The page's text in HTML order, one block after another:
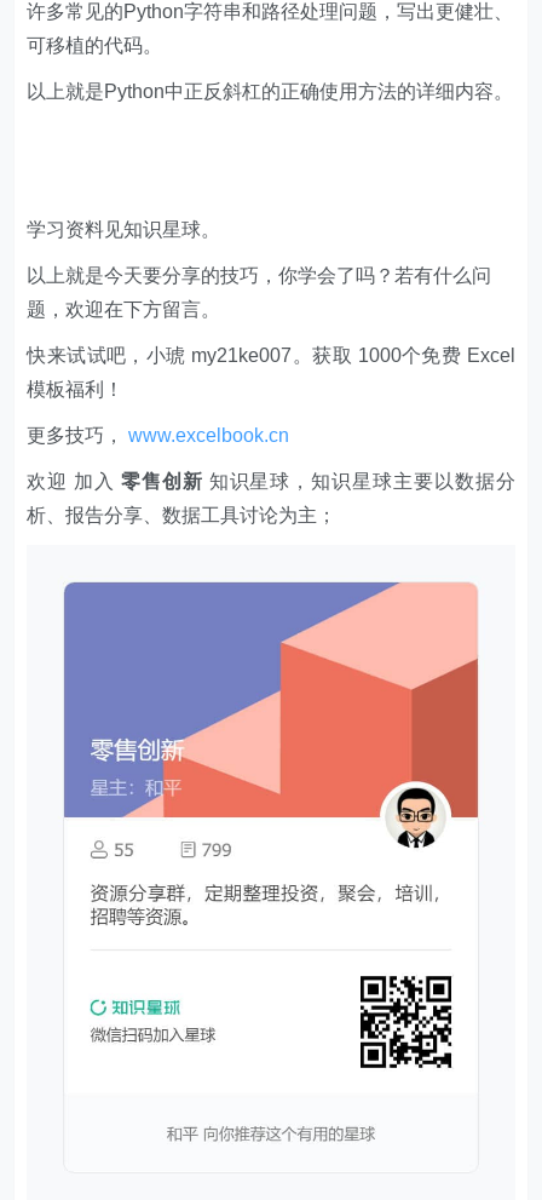
许多常见的Python字符串和路径处理问题，写出更健壮、
可移植的代码。
以上就是Python中正反斜杠的正确使用方法的详细内容。
学习资料见知识星球。
以上就是今天要分享的技巧，你学会了吗？若有什么问
题，欢迎在下方留言。
快来试试吧，小琥 my21ke007。获取 1000个免费 Excel
模板福利​​​​！
更多技巧，www.excelbook.cn
欢迎 加入 零售创新 知识星球，知识星球主要以数据分
析、报告分享、数据工具讨论为主；